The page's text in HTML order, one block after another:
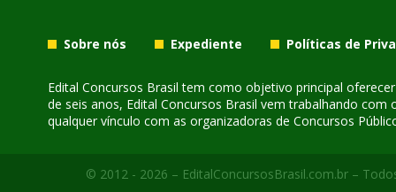
Sobre nós Expediente Políticas de
Edital Concursos Brasil tem como objetivo principal
de seis anos, Edital Concursos Brasil vem trabalhando
qualquer vínculo com as organizadoras de Concursos
© 2012 - 2026 – EditalConcursosBrasil.com.br –